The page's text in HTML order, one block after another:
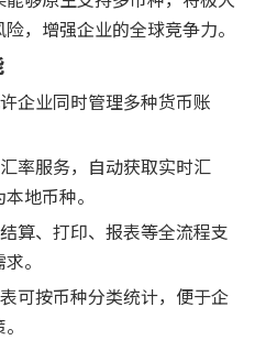
，增强企业的全球竞争力。
企业同时管理多种货币账
率服务，自动获取实时汇
地币种。
算、打印、报表等全流程支
。
可按币种分类统计，便于企